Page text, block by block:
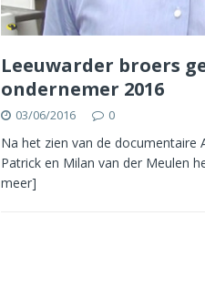
Leeuwarder broers
ondernemer 2016
03/06/2016 0
Na het zien van de documentaire
Patrick en Milan van der Meulen
meer]